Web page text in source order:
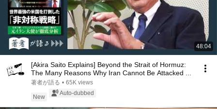
48:04
[Akira Saito Explains] Beyond the Strait of Hormuz:
The Many Reasons Why Iran Cannot Be Attacked ...
著者が語る • 65K views
New
Auto-dubbed